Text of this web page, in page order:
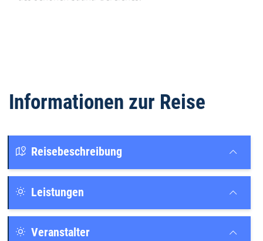
Informationen zur Reise
Reisebeschreibung
Leistungen
Veranstalter